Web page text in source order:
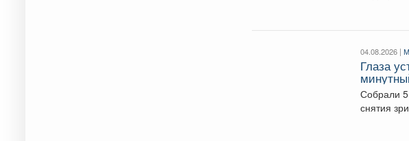
04.08.2026 |
Глаза
Собрали
снятия